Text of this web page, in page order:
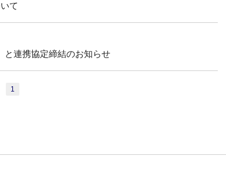
て
と連携協定締結のお知らせ
1